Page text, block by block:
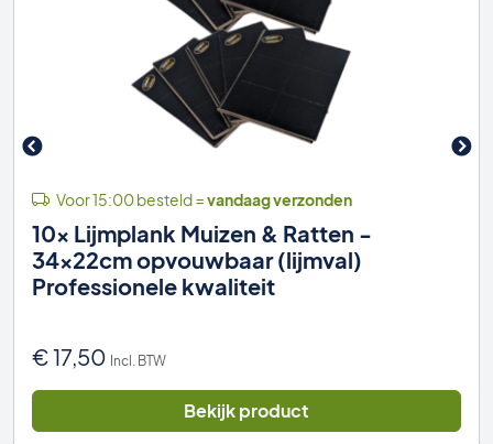
Voor 15:00 besteld =vandaag verzonden
10x Lijmplank Muizen & Ratten -
34x22cm opvouwbaar (lijmval)
Professionele kwaliteit
€17,50 Incl. BTW
Bekijk product